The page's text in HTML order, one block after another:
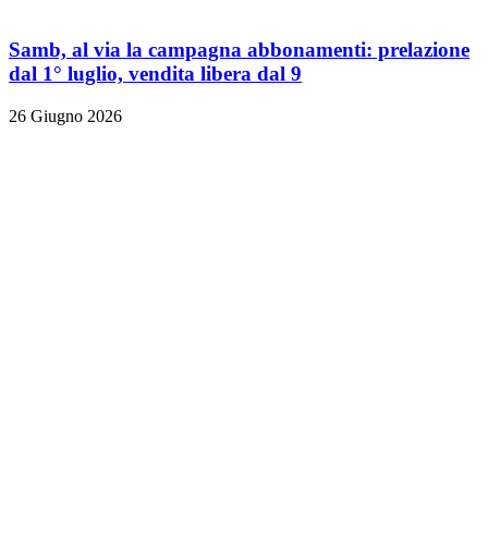
Samb, al via la campagna abbonamenti: prelazione
dal 1° luglio, vendita libera dal 9
26 Giugno 2026